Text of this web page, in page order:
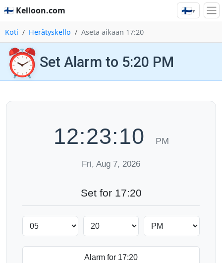
🇫🇮 Kelloon.com 🇫🇮▾
Koti Herätyskello Aseta aikaan 17:20
⏰ Set Alarm to 5:20 PM
12:23:11 PM
Fri, Aug 7, 2026
Set for 17:20